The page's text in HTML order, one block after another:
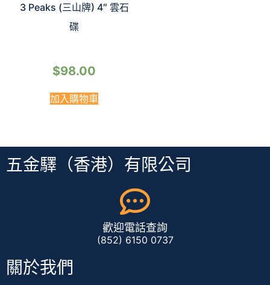
3 Peaks (三山牌) 4″ 雲石
碟
$98.00
加入購物車
五金驛（香港）有限公司
歡迎電話查詢
(852) 6150 0737
關於我們